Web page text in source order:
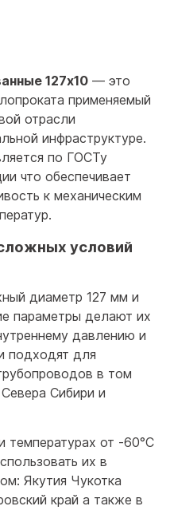
127x10 — это
применяемый
отрасли
инфраструктуре.
по ГОСТу
что обеспечивает
к механическим
условий
диаметр 127 мм и
параметры делают их
давлению и
подходят для
в том
Сибири и
температурах от -60°C
их в
Якутия Чукотка
край а также в